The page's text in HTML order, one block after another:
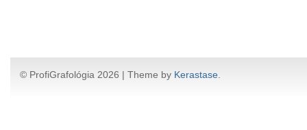
© ProfiGrafológia 2026 | Theme by Kerastase